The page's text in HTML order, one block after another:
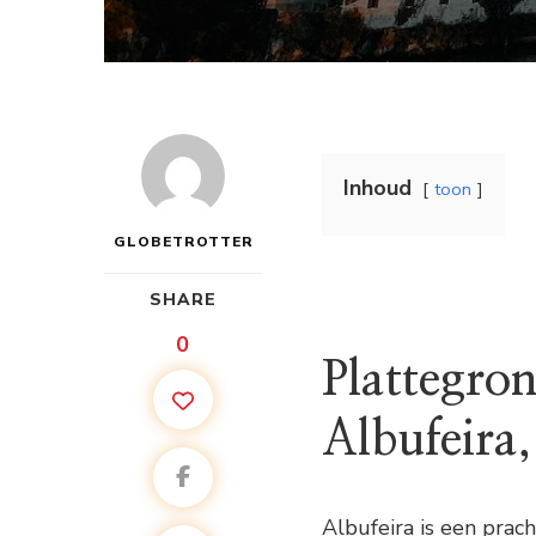
GLOBETROTTER
SHARE
0
Inhoud toon
Albufeira is een